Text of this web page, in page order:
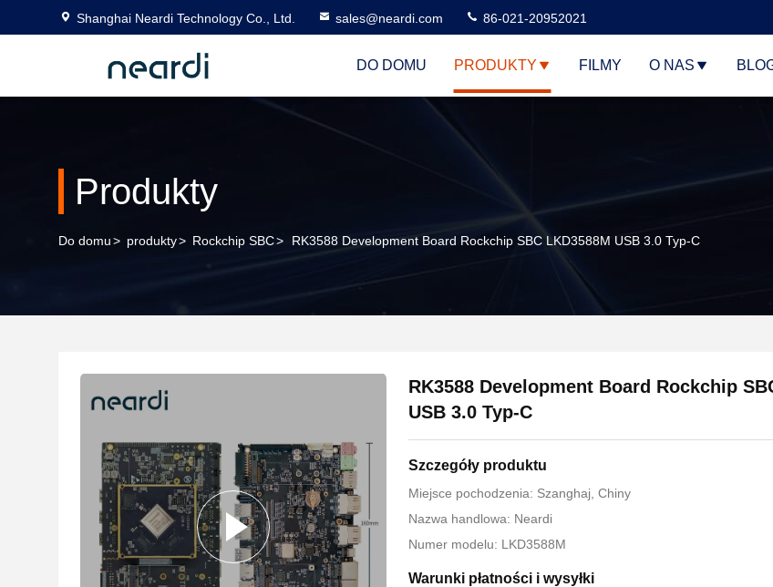
Shanghai Neardi Technology Co., Ltd. sales@neardi.com 86-021-20952021
DO DOMU PRODUKTY FILMY O NAS
Produkty
Do domu> produkty> Rockchip SBC> RK3588 Development Board Rockchip SBC LKD3588M USB 3.0 Typ-C
RK3588 Development Board Rockchip
USB 3.0 Typ-C
Szczegóły produktu
Miejsce pochodzenia: Szanghaj, Chiny
Nazwa handlowa: Neardi
Numer modelu: LKD3588M
Warunki płatności i wysyłki